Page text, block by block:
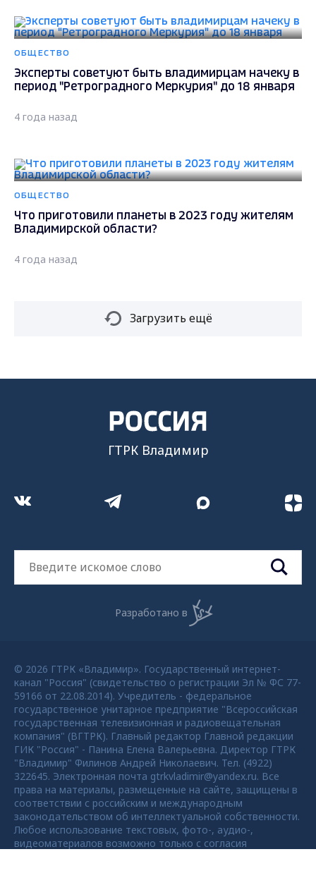
ОБЩЕСТВО
Эксперты советуют быть владимирцам начеку в
период "Ретроградного Меркурия" до 18 января
4 года назад
ОБЩЕСТВО
Что приготовили планеты в 2023 году жителям
Владимирской области?
4 года назад
Загрузить ещё
ГТРК Владимир
Разработано в
© 2026 ГТРК «Владимир». Государственный интернет-
канал "Россия" (свидетельство о регистрации Эл № ФС 77-
59166 от 22.08.2014). Учредитель - федеральное
государственное унитарное предприятие "Всероссийская
государственная телевизионная и радиовещательная
компания" (ВГТРК). Главный редактор Главной редакции
ГИК "Россия" - Панина Елена Валерьевна. Директор ГТРК
"Владимир" Филинов Андрей Николаевич. Тел. (4922)
322645. Электронная почта gtrkvladimir@yandex.ru. Все
права на материалы, размещенные на сайте, защищены в
соответствии с российским и международным
законодательством об интеллектуальной собственности.
Любое использование текстовых, фото-, аудио-,
видеоматериалов возможно только с согласия